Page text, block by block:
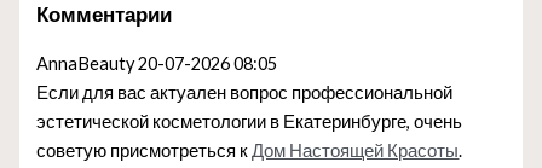
Комментарии
AnnaBeauty20-07-2026 08:05
Если для вас актуален вопрос профессиональной
эстетической косметологии в Екатеринбурге, очень
советую присмотреться кДом Настоящей Красоты.